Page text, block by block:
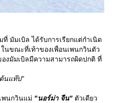
มัมเบิล ได้รับการเรียกแต่กำเนิด
นขณะที่เท้าของเพื่อนเพนกวินตัว
งมัมเบิลมีความสามารถผิดปกติ ที่
นแท๊ป"
พนกวินแม่ "นอร์ม่า จีน" ตัวเดียว